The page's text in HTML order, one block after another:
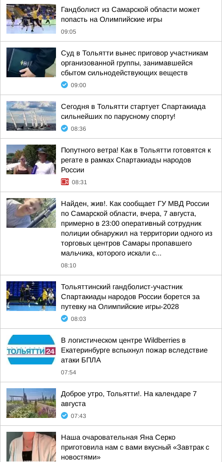
Гандболист из Самарской области может
попасть на Олимпийские игры
09:05
Суд в Тольятти вынес приговор участникам
организованной группы, занимавшейся
сбытом сильнодействующих веществ
09:00
Сегодня в Тольятти стартует Спартакиада
сильнейших по парусному спорту!
08:36
Попутного ветра! Как в Тольятти готовятся к
регате в рамках Спартакиады народов
России
08:31
Найден, жив!. Как сообщает ГУ МВД России
по Самарской области, вчера, 7 августа,
примерно в 23:00 оперативный сотрудник
полиции обнаружил на территории одного из
торговых центров Самары пропавшего
мальчика, которого искали с...
08:10
Тольяттинский гандболист-участник
Спартакиады народов России борется за
путевку на Олимпийские игры-2028
08:03
В логистическом центре Wildberries в
Екатеринбурге вспыхнул пожар вследствие
атаки БПЛА
07:54
Доброе утро, Тольятти!. На календаре 7
августа
07:43
Наша очаровательная Яна Серко
приготовила нам с вами вкусный «Завтрак с
новостями»